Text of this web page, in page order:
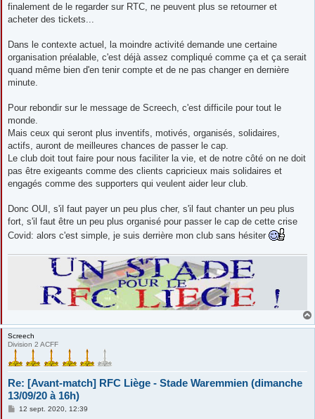
a
g
finalement de le regarder sur RTC, ne peuvent plus se retourner et
acheter des tickets...
Dans le contexte actuel, la moindre activité demande une certaine
organisation préalable, c'est déjà assez compliqué comme ça et ça serait
quand même bien d'en tenir compte et de ne pas changer en dernière
minute.
Pour rebondir sur le message de Screech, c'est difficile pour tout le
monde.
Mais ceux qui seront plus inventifs, motivés, organisés, solidaires,
actifs, auront de meilleures chances de passer le cap.
Le club doit tout faire pour nous faciliter la vie, et de notre côté on ne doit
pas être exigeants comme des clients capricieux mais solidaires et
engagés comme des supporters qui veulent aider leur club.
Donc OUI, s'il faut payer un peu plus cher, s'il faut chanter un peu plus
fort, s'il faut être un peu plus organisé pour passer le cap de cette crise
Covid: alors c'est simple, je suis derrière mon club sans hésiter
Screech
Division 2 ACFF
Re: [Avant-match] RFC Liège - Stade Waremmien (dimanche
13/09/20 à 16h)
M
12 sept. 2020, 12:39